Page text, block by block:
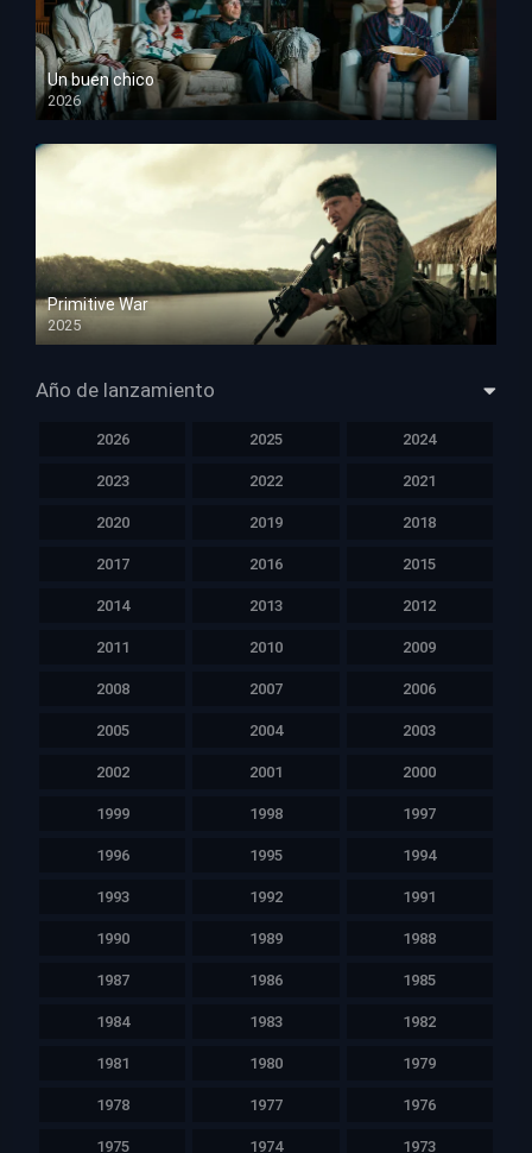
Un buen chico
2026
HD 1080p
Primitive War
2025
HD 1080p
Año de lanzamiento
2026 2025 2024
2023 2022 2021
2020 2019 2018
2017 2016 2015
2014 2013 2012
2011 2010 2009
2008 2007 2006
2005 2004 2003
2002 2001 2000
1999 1998 1997
1996 1995 1994
1993 1992 1991
1990 1989 1988
1987 1986 1985
1984 1983 1982
1981 1980 1979
1978 1977 1976
1975 1974 1973